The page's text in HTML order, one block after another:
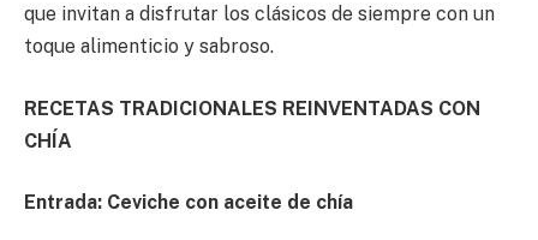
que invitan a disfrutar los clásicos de siempre con un
toque alimenticio y sabroso.
RECETAS TRADICIONALES REINVENTADAS CON
CHÍA
Entrada: Ceviche con aceite de chía